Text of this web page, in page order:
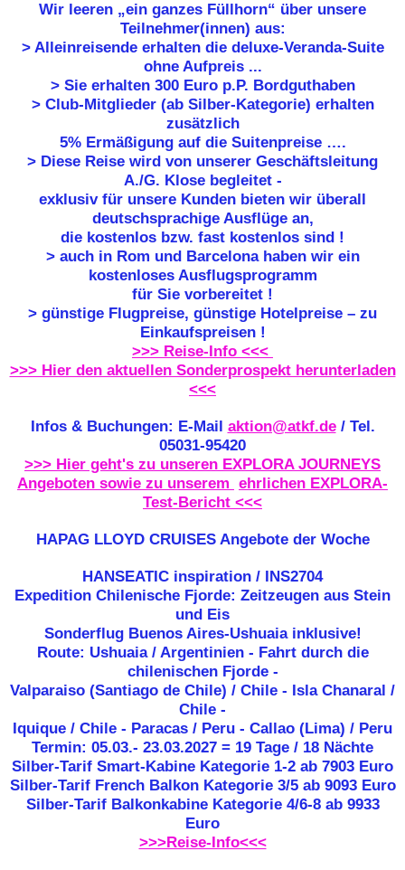
Wir leeren „ein ganzes Füllhorn“ über unsere
Teilnehmer(innen) aus:
> Alleinreisende erhalten die deluxe-Veranda-Suite
ohne Aufpreis ...
> Sie erhalten 300 Euro p.P. Bordguthaben
> Club-Mitglieder (ab Silber-Kategorie) erhalten
zusätzlich
5% Ermäßigung auf die Suitenpreise ….
> Diese Reise wird von unserer Geschäftsleitung
A./G. Klose begleitet -
exklusiv für unsere Kunden bieten wir überall
deutschsprachige Ausflüge an,
die kostenlos bzw. fast kostenlos sind !
> auch in Rom und Barcelona haben wir ein
kostenloses Ausflugsprogramm
für Sie vorbereitet !
> günstige Flugpreise, günstige Hotelpreise – zu
Einkaufspreisen !
>>> Reise-Info <<<
>>> Hier den aktuellen Sonderprospekt herunterladen
<<<
Infos & Buchungen: E-Mail aktion@atkf.de / Tel.
05031-95420
>>> Hier geht's zu unseren EXPLORA JOURNEYS
Angeboten sowie zu unserem ehrlichen EXPLORA-
Test-Bericht <<<
HAPAG LLOYD CRUISES Angebote der Woche
HANSEATIC inspiration / INS2704
Expedition Chilenische Fjorde: Zeitzeugen aus Stein
und Eis
Sonderflug Buenos Aires-Ushuaia inklusive!
Route: Ushuaia / Argentinien - Fahrt durch die
chilenischen Fjorde -
Valparaiso (Santiago de Chile) / Chile - Isla Chanaral /
Chile -
Iquique / Chile - Paracas / Peru - Callao (Lima) / Peru
Termin: 05.03.- 23.03.2027 = 19 Tage / 18 Nächte
Silber-Tarif Smart-Kabine Kategorie 1-2 ab 7903 Euro
Silber-Tarif French Balkon Kategorie 3/5 ab 9093 Euro
Silber-Tarif Balkonkabine Kategorie 4/6-8 ab 9933
Euro
>>>Reise-Info<<<